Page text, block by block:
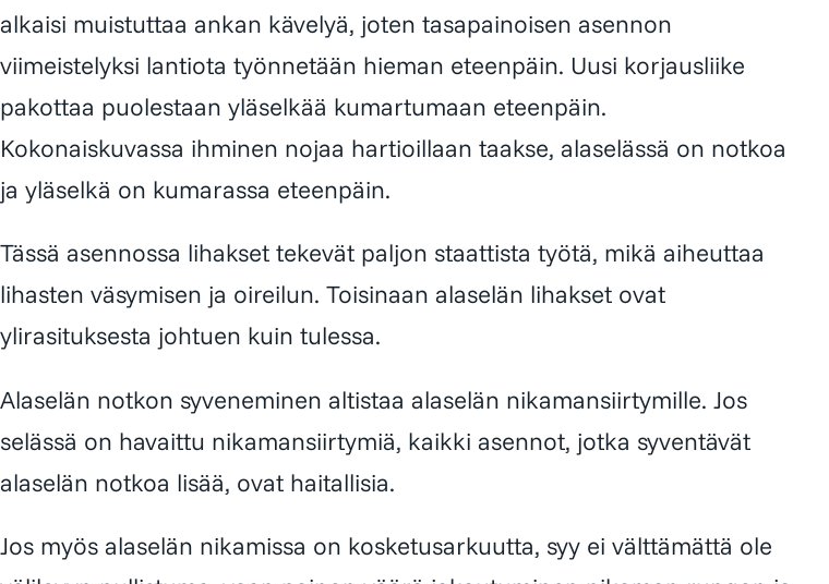
alkaisi muistuttaa ankan kävelyä, joten tasapainoisen asennon
viimeistelyksi lantiota työnnetään hieman eteenpäin. Uusi korjausliike
pakottaa puolestaan yläselkää kumartumaan eteenpäin.
Kokonaiskuvassa ihminen nojaa hartioillaan taakse, alaselässä on notkoa
ja yläselkä on kumarassa eteenpäin.
Tässä asennossa lihakset tekevät paljon staattista työtä, mikä aiheuttaa
lihasten väsymisen ja oireilun. Toisinaan alaselän lihakset ovat
ylirasituksesta johtuen kuin tulessa.
Alaselän notkon syveneminen altistaa alaselän nikamansiirtymille. Jos
selässä on havaittu nikamansiirtymiä, kaikki asennot, jotka syventävät
alaselän notkoa lisää, ovat haitallisia.
Jos myös alaselän nikamissa on kosketusarkuutta, syy ei välttämättä ole